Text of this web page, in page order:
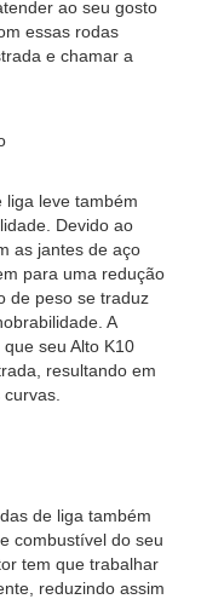
ao seu gosto
essas rodas
e chamar a
liga leve também
Devido ao
as jantes de aço
para uma redução
de peso se traduz
A
seu Alto K10
resultando em
de liga também
combustível do seu
tem que trabalhar
reduzindo assim